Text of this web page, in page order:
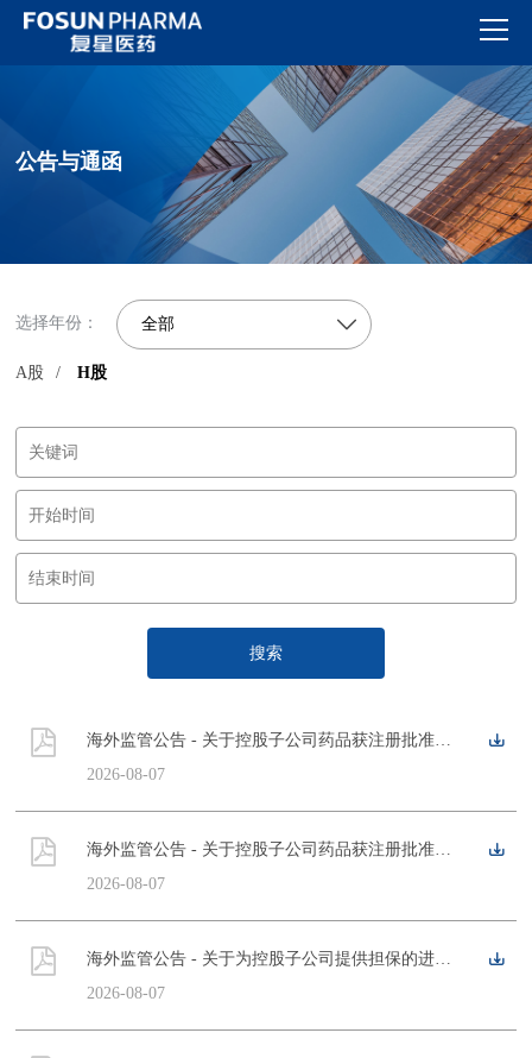
公告与通函
选择年份： 全部
A股 / H股
搜索
海外监管公告 - 关于控股子公司药品获注册批准的公告
2026-08-07
海外监管公告 - 关于控股子公司药品获注册批准的公告
2026-08-07
海外监管公告 - 关于为控股子公司提供担保的进展公告
2026-08-07